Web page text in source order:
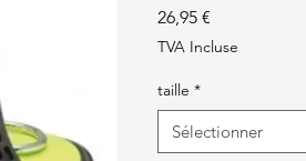
26,95 €
TVA Incluse
taille *
Sélectionner